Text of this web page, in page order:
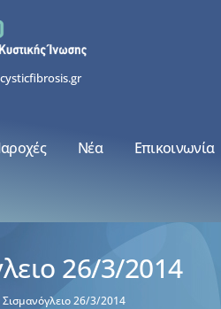
Νέα Επικοινωνία
26/3/2014
Σισμανόγλειο 26/3/2014